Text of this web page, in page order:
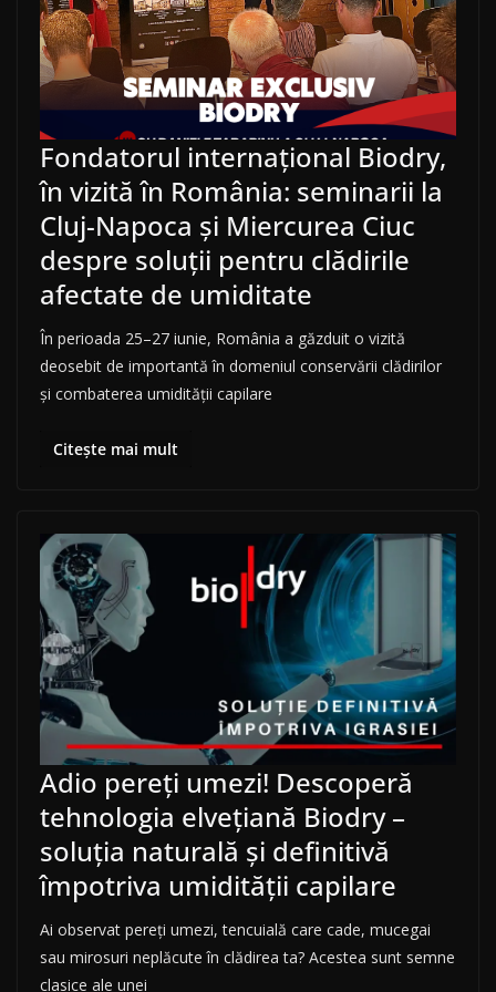
Fondatorul internațional Biodry,
în vizită în România: seminarii la
Cluj-Napoca și Miercurea Ciuc
despre soluții pentru clădirile
afectate de umiditate
În perioada 25–27 iunie, România a găzduit o vizită
deosebit de importantă în domeniul conservării clădirilor
și combaterea umidității capilare
Citește mai mult
Adio pereți umezi! Descoperă
tehnologia elvețiană Biodry –
soluția naturală și definitivă
împotriva umidității capilare
Ai observat pereți umezi, tencuială care cade, mucegai
sau mirosuri neplăcute în clădirea ta? Acestea sunt semne
clasice ale unei